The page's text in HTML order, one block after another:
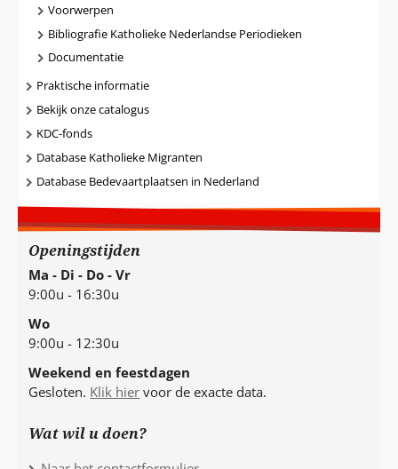
Voorwerpen
Bibliografie Katholieke Nederlandse Periodieken
Documentatie
Praktische informatie
Bekijk onze catalogus
KDC-fonds
Database Katholieke Migranten
Database Bedevaartplaatsen in Nederland
Openingstijden
Ma - Di - Do - Vr
9:00u - 16:30u
Wo
9:00u - 12:30u
Weekend en feestdagen
Gesloten. Klik hier voor de exacte data.
Wat wil u doen?